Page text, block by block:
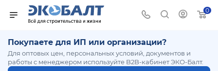
0
Покупаете для ИП или организации?
Для оптовых цен, персональных условий, документов и
работы с менеджером используйте B2B-кабинет ЭКО-Балт.